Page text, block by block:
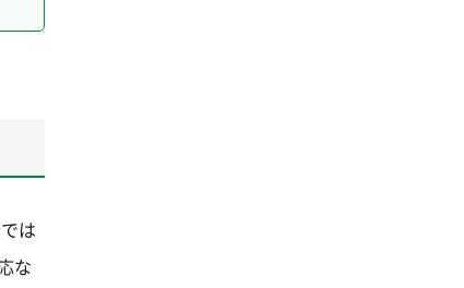
は
な